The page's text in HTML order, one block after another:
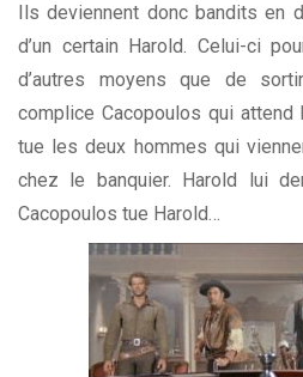
Ils deviennent donc bandits en
d’un certain Harold. Celui-ci
d’autres moyens que de
complice Cacopoulos qui attend
tue les deux hommes qui
chez le banquier. Harold lui
Cacopoulos tue Harold…